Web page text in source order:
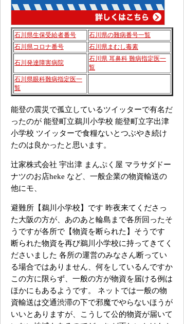
石川県生保受給者番号
石川県の難病番号一覧
石川県コロナ番号
石川県まむし毒素
石川発達障害病院
石川県 耳鼻科 難病指定医一
覧
石川県眼科難病指定医一
覧
能登の震災で孤立しているツイッターで有名だ
ったのが 能登町立鵜川小学校 能登町立字出津
小学校 ツイッターで食糧ないとつぶやき続け
たのは良かったと思います。
辻家株式会社 宇出津 まんぷく屋 マラサダドー
ナツのお店heke など、一般企業の物資輸送の
他にモ、
避難所【鵜川小学校】です 昨夜来てくださっ
た大阪の方が、あのあと輪島まで各所回ったそ
うですが各所で【物資を断られた】そうです
断られた物資を再び鵜川小学校に持ってきてく
ださいました 各所の運営のみなさん断ってい
る場合ではありません、何をしているんですか
この方に限らず、一般の方が物資を届ける例は
ほかにもあるようです。 ネットでは一般の物
資輸送は交通渋滞の下で邪魔でやらないほうが
いいとありますが、こうして公的物資が届いて